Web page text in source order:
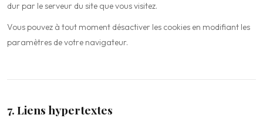
dur par le serveur du site que vous visitez.
Vous pouvez à tout moment désactiver les cookies en modifiant les
paramètres de votre navigateur.
7. Liens hypertextes